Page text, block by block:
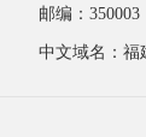
邮编：350003
中文域名：福